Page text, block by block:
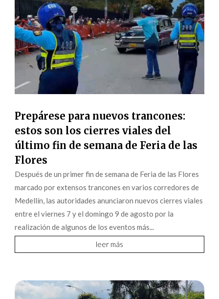
Prepárese para nuevos trancones:
estos son los cierres viales del
último fin de semana de Feria de las
Flores
Después de un primer fin de semana de Feria de las Flores
marcado por extensos trancones en varios corredores de
Medellín, las autoridades anunciaron nuevos cierres viales
entre el viernes 7 y el domingo 9 de agosto por la
realización de algunos de los eventos más...
leer más